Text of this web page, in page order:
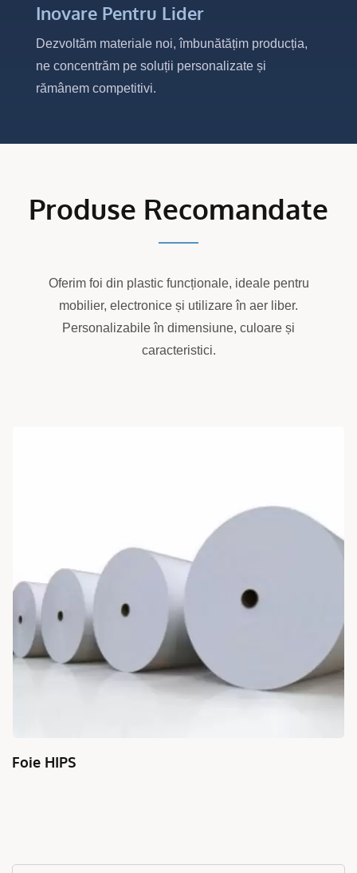
Inovare Pentru Lider
Dezvoltăm materiale noi, îmbunătățim producția,
ne concentrăm pe soluții personalizate și
rămânem competitivi.
Produse Recomandate
Oferim foi din plastic funcționale, ideale pentru
mobilier, electronice și utilizare în aer liber.
Personalizabile în dimensiune, culoare și
caracteristici.
Foie HIPS